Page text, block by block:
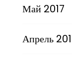
Май 2017
Апрель